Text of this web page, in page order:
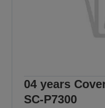
04 years
SC-P7300